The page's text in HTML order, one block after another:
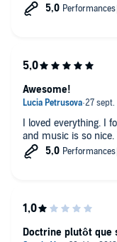
I loved everything. I
and music is so
Awesome!
Doctrine plutôt que